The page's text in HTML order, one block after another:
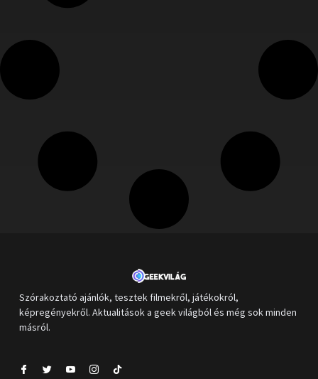
Szórakoztató ajánlók, tesztek filmekről, játékokról,
képregényekről. Aktualitások a geek világból és még sok minden
másról.